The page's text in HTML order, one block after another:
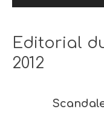
Editorial
2012